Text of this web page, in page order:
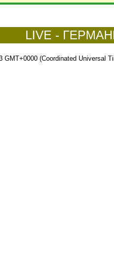
LIVE -
GMT+0000 (Coordinated Universal